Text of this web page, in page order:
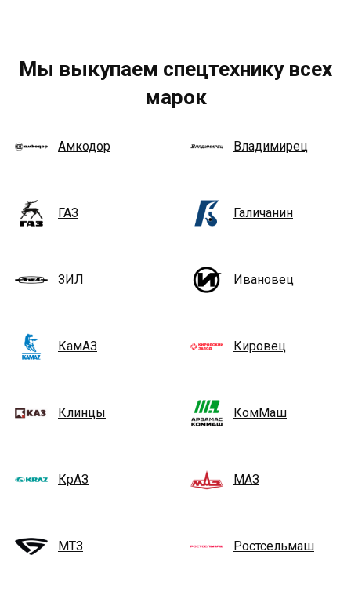
Мы выкупаем спецтехнику всех
марок
Амкодор Владимирец
ГАЗ Галичанин
ЗИЛ Ивановец
КамАЗ Кировец
Клинцы КомМаш
КрАЗ МАЗ
МТЗ Ростсельмаш